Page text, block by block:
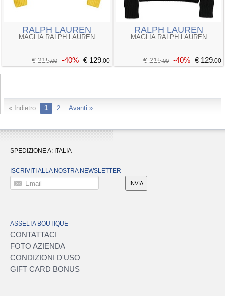
RALPH LAUREN
MAGLIA RALPH LAUREN
€ 215.00 -40% € 129.00
RALPH LAUREN
MAGLIA RALPH LAUREN
€ 215.00 -40% € 129.00
« Indietro 1 2 Avanti »
SPEDIZIONE A: ITALIA
ISCRIVITI ALLA NOSTRA NEWSLETTER
Email INVIA
ASSELTA BOUTIQUE
CONTATTACI
FOTO AZIENDA
CONDIZIONI D'USO
GIFT CARD BONUS